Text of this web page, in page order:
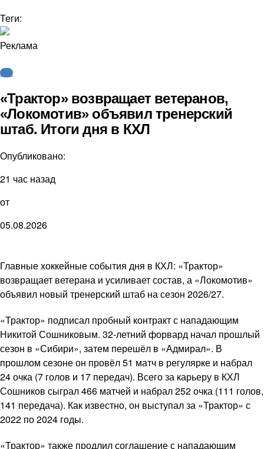
Теги:
Реклама
КХЛ
«Трактор» возвращает ветеранов,
«Локомотив» объявил тренерский
штаб. Итоги дня в КХЛ
Опубликовано:
21 час назад
от
05.08.2026
Главные хоккейные события дня в КХЛ: «Трактор»
возвращает ветерана и усиливает состав, а «Локомотив»
объявил новый тренерский штаб на сезон 2026/27.
«Трактор» подписал пробный контракт с нападающим
Никитой Сошниковым. 32-летний форвард начал прошлый
сезон в «Сибири», затем перешёл в «Адмирал». В
прошлом сезоне он провёл 51 матч в регулярке и набрал
24 очка (7 голов и 17 передач). Всего за карьеру в КХЛ
Сошников сыграл 466 матчей и набрал 252 очка (111 голов,
141 передача). Как известно, он выступал за «Трактор» с
2022 по 2024 годы.
«Трактор» также продлил соглашение с нападающим